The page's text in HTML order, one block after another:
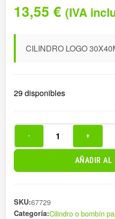
13,55 € (IVA
CILINDRO LOGO
29 disponibles
LOGO
- +
AÑADIR AL
SKU:67729
Categoría:Cilindro o bombín